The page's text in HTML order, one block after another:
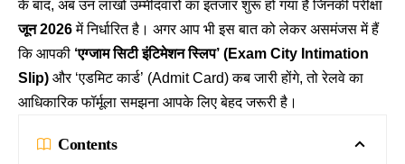
के बाद, अब उन लाखों उम्मीदवारों का इंतजार शुरू हो गया है जिनकी परीक्षा
जून 2026में निर्धारित है। अगर आप भी इस बात को लेकर असमंजस में हैं
कि आपकी ‘एग्जाम सिटी इंटिमेशन स्लिप’ (Exam City Intimation
Slip) और ‘एडमिट कार्ड’ (Admit Card) कब जारी होंगे, तो रेलवे का
आधिकारिक फॉर्मूला समझना आपके लिए बेहद जरूरी है।
Contents